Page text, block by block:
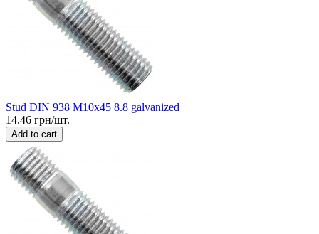
Stud DIN 938 M10x45 8.8 galvanized
14.46 грн/шт.
Add to cart